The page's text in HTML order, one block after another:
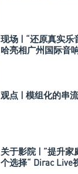
现场 | “还原真实乐
哈亮相广州国际音
观点 | 模组化的串
关于影院 | ”提升家
个选择“ Dirac Live